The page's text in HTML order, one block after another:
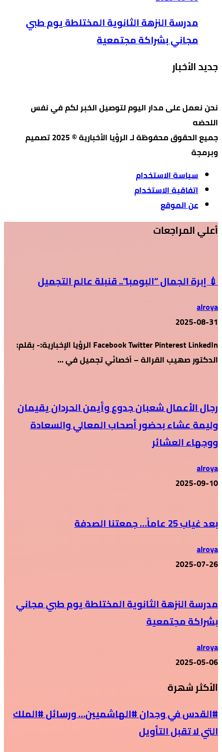
مدرسة النزهة الثانوية المختلطة يوم طبي
مجاني بشراكة مجتمعية
جديد الأخبار
نحن نعمل على مدار اليوم لتوصيل الخبر لكم في نفس
اللحضه
جميع الحقوق محفوظة لـ الرؤيا الأخبارية © 2025 تصميم
وبرمجة
سياسة الاستخدام
اتفاقية الاستخدام
عن الموقع
أعلي المراجعات
💉 إبرة الجمال “البومبا”.. قنبلة عالم التجميل
alroya
2025-08-31
Facebook Twitter Pinterest LinkedIn الرؤيا الإخبارية:- بقلم:
الدكتور صهيب القرالة – أخصائي تجميل في …
رجال الأعمال شعبان جدوع وأيمن الحردان يقيمان
وليمة عشاء بحضور أصحاب المعالي والسعادة
ووجهاء العشائر
alroya
2025-09-10
بعد غياب 25 عاماً… جمعتنا الصدفة
alroya
2025-07-26
مدرسة النزهة الثانوية المختلطة يوم طبي مجاني
بشراكة مجتمعية
alroya
2025-05-06
الأكثر شهرة
#القدس في وجدان #الهاشميين… ورسائل #الملك
التي لا تقبل التأويل